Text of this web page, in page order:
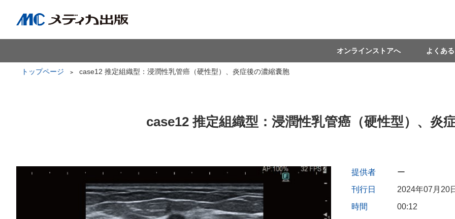
オンラインストアへ よくあ
トップページ case12 推定組織型：浸潤性乳管癌（硬性型）、炎症後の濃縮囊胞
case12 推定組織型：浸潤性乳管癌（硬性型）、炎
提供者
ー
刊行日
2024年07月20
時間
00:12